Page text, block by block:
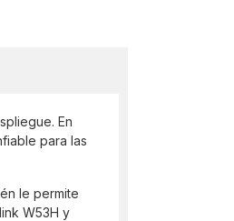
En
para las
le permite
W53H y